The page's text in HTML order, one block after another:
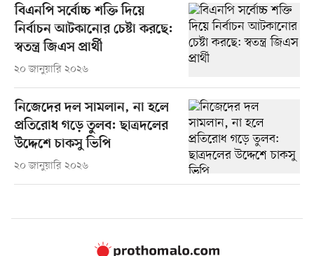
বিএনপি সর্বোচ্চ শক্তি দিয়ে
নির্বাচন আটকানোর চেষ্টা করছে:
স্বতন্ত্র জিএস প্রার্থী
২০ জানুয়ারি ২০২৬
নিজেদের দল সামলান, না হলে
প্রতিরোধ গড়ে তুলব: ছাত্রদলের
উদ্দেশে চাকসু ভিপি
২০ জানুয়ারি ২০২৬